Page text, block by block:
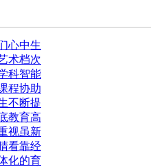
心中生
术档次
科智能
程协助
不断提
教育高
视虽新
看靠经
化的育